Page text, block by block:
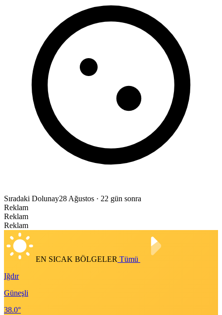
Sıradaki Dolunay28 Ağustos · 22 gün sonra
Reklam
Reklam
Reklam
EN SICAK BÖLGELER Tümü
Iğdır
Güneşli
38.0°